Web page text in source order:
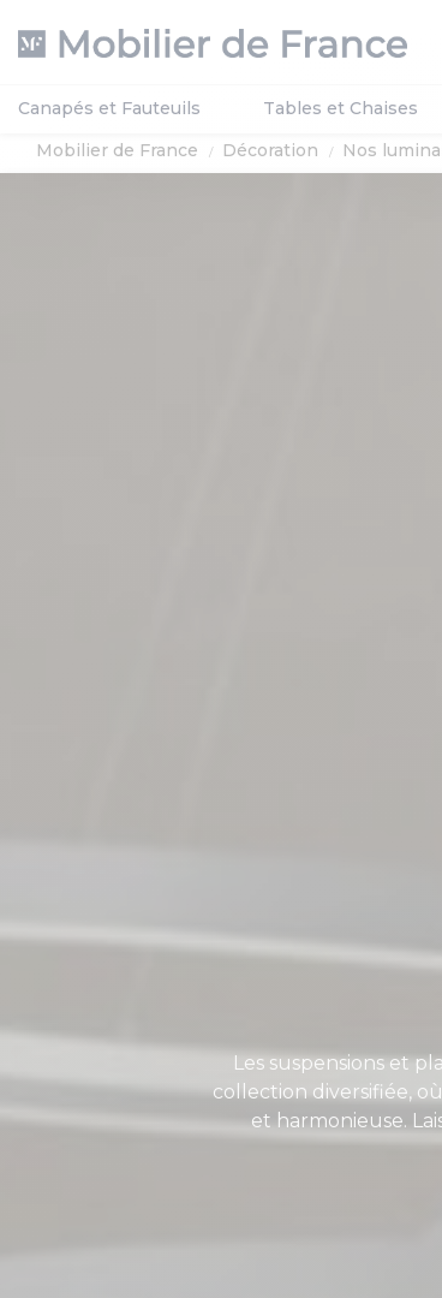
Canapés et Fauteuils Tables et Chaises
Mobilier de France Décoration Nos
Les suspensions et
collection diversifiée,
et harmonieuse.